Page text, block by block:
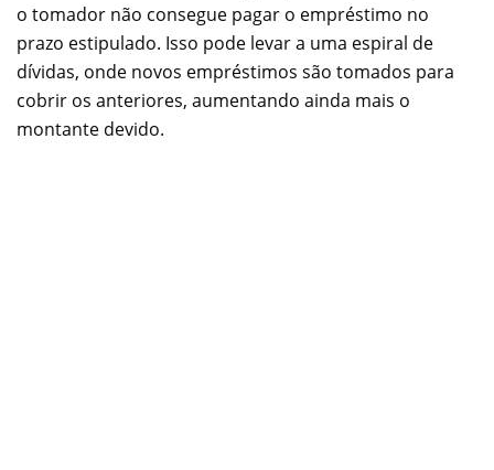
o tomador não consegue pagar o empréstimo no
prazo estipulado. Isso pode levar a uma espiral de
dívidas, onde novos empréstimos são tomados para
cobrir os anteriores, aumentando ainda mais o
montante devido.